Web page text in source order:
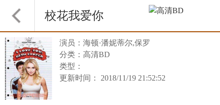
校花我爱你
演员：海顿·潘妮蒂尔,保罗
分类：高清BD
类型：
更新时间： 2018/11/19 21:52:52